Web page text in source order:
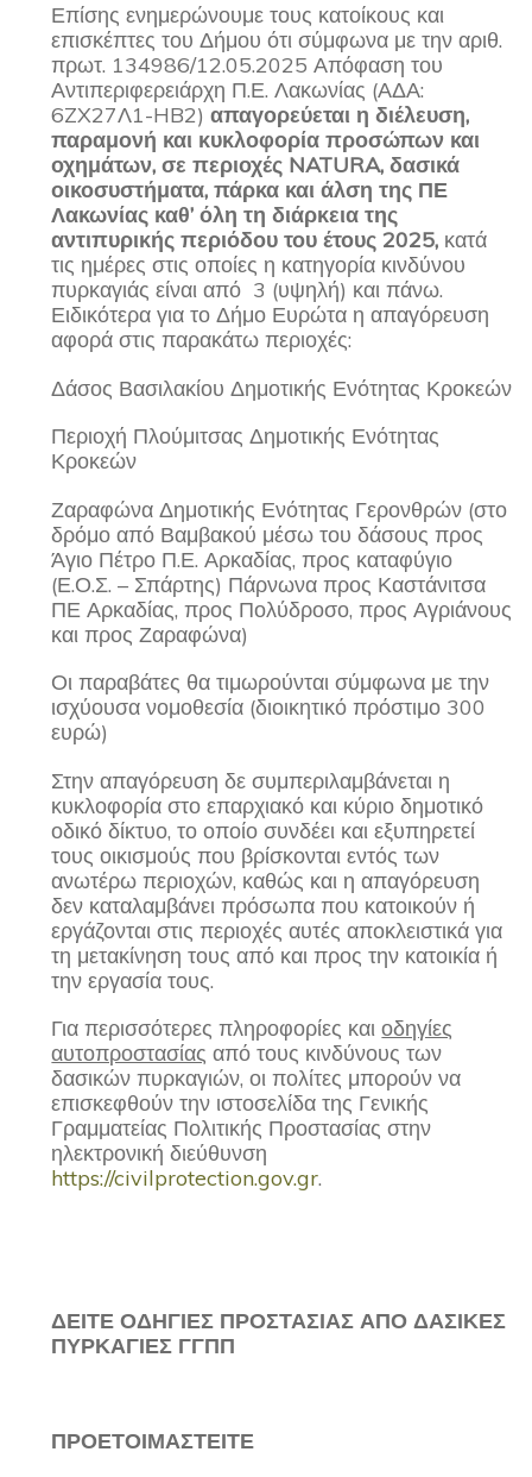
Επίσης ενημερώνουμε τους κατοίκους και
επισκέπτες του Δήμου ότι σύμφωνα με την αριθ.
πρωτ. 134986/12.05.2025 Απόφαση του
Αντιπεριφερειάρχη Π.Ε. Λακωνίας (ΑΔΑ:
6ZX27Λ1-HB2)απαγορεύεται η διέλευση,
παραμονή και κυκλοφορία προσώπων και
οχημάτων, σε περιοχές NATURA, δασικά
οικοσυστήματα, πάρκα και άλση της ΠΕ
Λακωνίας καθ’ όλη τη διάρκεια της
αντιπυρικής περιόδου του έτους 2025, κατά
τις ημέρες στις οποίες η κατηγορία κινδύνου
πυρκαγιάς είναι από 3 (υψηλή) και πάνω.
Ειδικότερα για το Δήμο Ευρώτα η απαγόρευση
αφορά στις παρακάτω περιοχές:
Δάσος Βασιλακίου Δημοτικής Ενότητας Κροκεών
Περιοχή Πλούμιτσας Δημοτικής Ενότητας
Κροκεών
Ζαραφώνα Δημοτικής Ενότητας Γερονθρών (στο
δρόμο από Βαμβακού μέσω του δάσους προς
Άγιο Πέτρο Π.Ε. Αρκαδίας, προς καταφύγιο
(Ε.Ο.Σ. – Σπάρτης) Πάρνωνα προς Καστάνιτσα
ΠΕ Αρκαδίας, προς Πολύδροσο, προς Αγριάνους
και προς Ζαραφώνα)
Οι παραβάτες θα τιμωρούνται σύμφωνα με την
ισχύουσα νομοθεσία (διοικητικό πρόστιμο 300
ευρώ)
Στην απαγόρευση δε συμπεριλαμβάνεται η
κυκλοφορία στο επαρχιακό και κύριο δημοτικό
οδικό δίκτυο, το οποίο συνδέει και εξυπηρετεί
τους οικισμούς που βρίσκονται εντός των
ανωτέρω περιοχών, καθώς και η απαγόρευση
δεν καταλαμβάνει πρόσωπα που κατοικούν ή
εργάζονται στις περιοχές αυτές αποκλειστικά για
τη μετακίνηση τους από και προς την κατοικία ή
την εργασία τους.
Για περισσότερες πληροφορίες καιοδηγίες
αυτοπροστασίας από τους κινδύνους των
δασικών πυρκαγιών, οι πολίτες μπορούν να
επισκεφθούν την ιστοσελίδα της Γενικής
Γραμματείας Πολιτικής Προστασίας στην
ηλεκτρονική διεύθυνση
https://civilprotection.gov.gr.
ΔΕΙΤΕ ΟΔΗΓΙΕΣ ΠΡΟΣΤΑΣΙΑΣ ΑΠΟ ΔΑΣΙΚΕΣ
ΠΥΡΚΑΓΙΕΣ ΓΓΠΠ
ΠΡΟΕΤΟΙΜΑΣΤΕΙΤΕ